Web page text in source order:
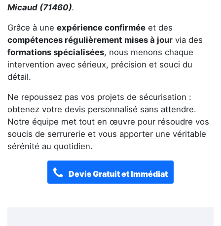
Micaud (71460).
Grâce à une expérience confirmée et des
compétences régulièrement mises à jour via des
formations spécialisées, nous menons chaque
intervention avec sérieux, précision et souci du
détail.
Ne repoussez pas vos projets de sécurisation :
obtenez votre devis personnalisé sans attendre.
Notre équipe met tout en œuvre pour résoudre vos
soucis de serrurerie et vous apporter une véritable
sérénité au quotidien.
Devis Gratuit et Immédiat